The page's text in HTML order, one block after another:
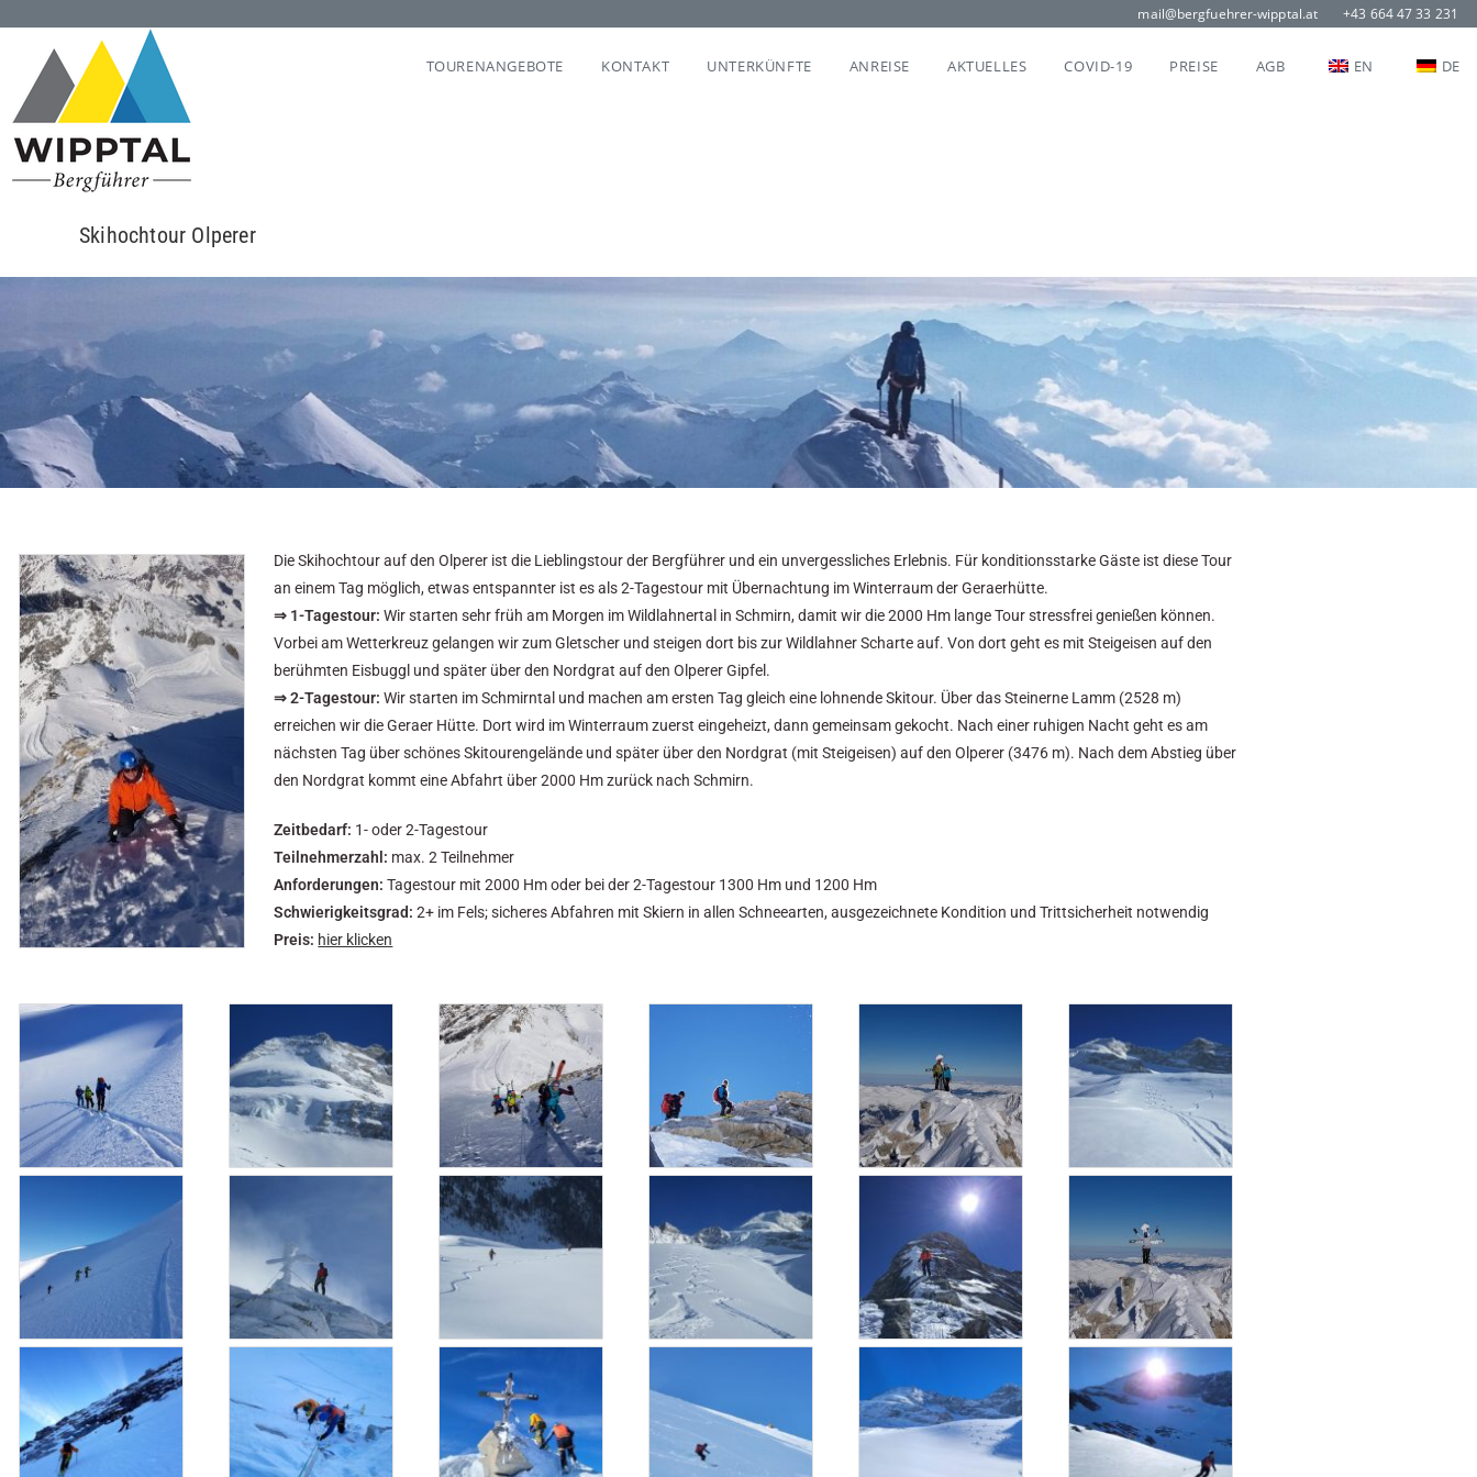
mail@bergfuehrer-wipptal.at +43 664 47 33 231
TOURENANGEBOTE KONTAKT UNTERKÜNFTE ANREISE AKTUELLES COVID-19 PREISE AGB EN DE
Skihochtour Olperer
Die Skihochtour auf den Olperer ist die Lieblingstour der Bergführer und ein unvergessliches Erlebnis. Für konditionsstarke Gäste ist diese Tour
an einem Tag möglich, etwas entspannter ist es als 2-Tagestour mit Übernachtung im Winterraum der Geraerhütte.
⇒ 1-Tagestour: Wir starten sehr früh am Morgen im Wildlahnertal in Schmirn, damit wir die 2000 Hm lange Tour stressfrei genießen können.
Vorbei am Wetterkreuz gelangen wir zum Gletscher und steigen dort bis zur Wildlahner Scharte auf. Von dort geht es mit Steigeisen auf den
berühmten Eisbuggl und später über den Nordgrat auf den Olperer Gipfel.
⇒ 2-Tagestour: Wir starten im Schmirntal und machen am ersten Tag gleich eine lohnende Skitour. Über das Steinerne Lamm (2528 m)
erreichen wir die Geraer Hütte. Dort wird im Winterraum zuerst eingeheizt, dann gemeinsam gekocht. Nach einer ruhigen Nacht geht es am
nächsten Tag über schönes Skitourengelände und später über den Nordgrat (mit Steigeisen) auf den Olperer (3476 m). Nach dem Abstieg über
den Nordgrat kommt eine Abfahrt über 2000 Hm zurück nach Schmirn.
Zeitbedarf: 1- oder 2-Tagestour
Teilnehmerzahl: max. 2 Teilnehmer
Anforderungen: Tagestour mit 2000 Hm oder bei der 2-Tagestour 1300 Hm und 1200 Hm
Schwierigkeitsgrad: 2+ im Fels; sicheres Abfahren mit Skiern in allen Schneearten, ausgezeichnete Kondition und Trittsicherheit notwendig
Preis: hier klicken